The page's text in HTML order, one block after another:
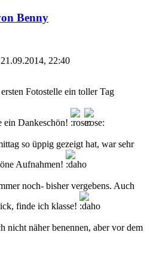
Benny
21.09.2014, 22:40
Fotostelle ein toller Tag
ein Dankeschön!
so üppig gezeigt hat, war sehr
Aufnahmen!
noch- bisher vergebens. Auch
finde ich klasse!
nicht näher benennen, aber vor dem